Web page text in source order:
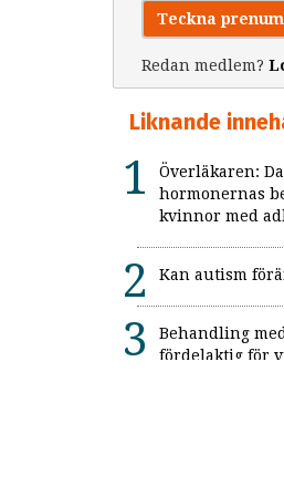
Teckna
Redan medlem?
Liknande
Överläkaren:
hormonernas
kvinnor med
Kan autism
Behandling
fördelaktig för